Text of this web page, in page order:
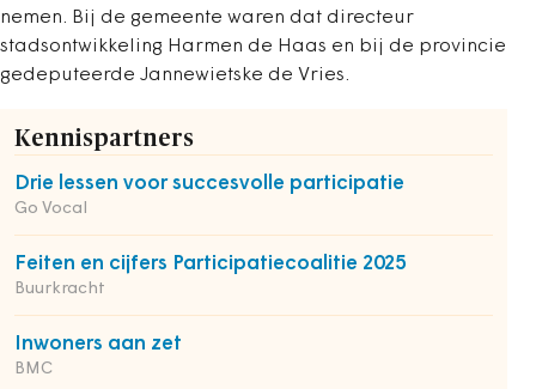
nemen. Bij de gemeente waren dat directeur
stadsontwikkeling Harmen de Haas en bij de provincie
gedeputeerde Jannewietske de Vries.
Kennispartners
Drie lessen voor succesvolle participatie
Go Vocal
Feiten en cijfers Participatiecoalitie 2025
Buurkracht
Inwoners aan zet
BMC